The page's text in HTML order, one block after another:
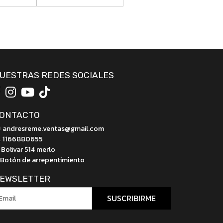
REDES SOCIALES
andresreme.ventas@gmail.com
1166880655
Bolivar 514 merlo
Botón de arrepentimiento
SUSCRIBIRME